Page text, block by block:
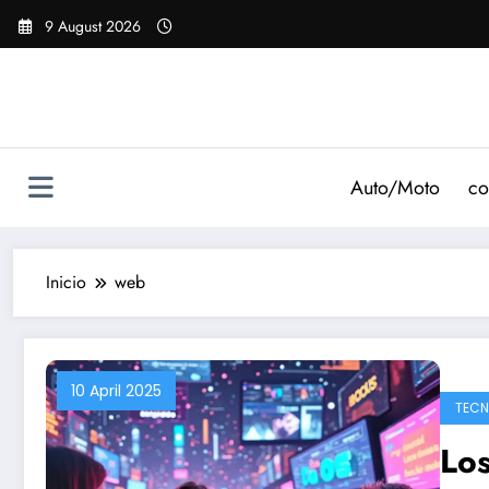
Saltar
9 August 2026
Auto/Moto
Inicio web
10 April 2025